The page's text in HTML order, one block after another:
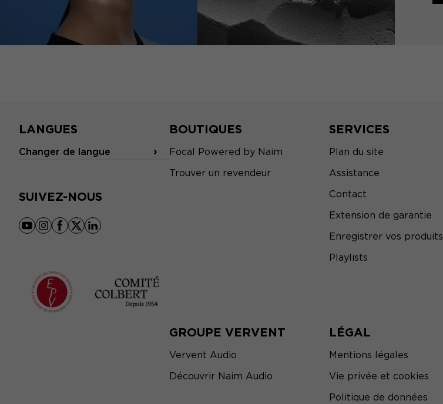
LANGUES
Changer de langue
SUIVEZ-NOUS
youtube
instagram
facebook
x linkedin
BOUTIQUES
Focal Powered by Naim
Trouver un revendeur
SERVICES
Plan du site
Assistance
Contact
Extension de garantie
Enregistrer vos produits
Playlists
GROUPE VERVENT
Vervent Audio
Découvrir Naim Audio
LÉGAL
Mentions légales
Vie privée et cookies
Politique de données